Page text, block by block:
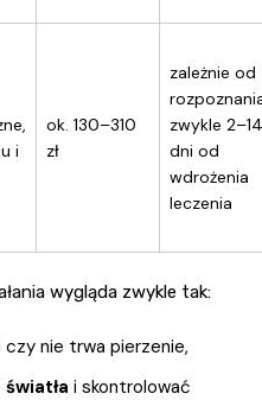
i
ok. 130–310
zł
zależnie od
zwykle 2–14
dni od
wdrożenia
leczenia
wygląda zwykle tak:
czy nie trwa pierzenie,
światła i skontrolować